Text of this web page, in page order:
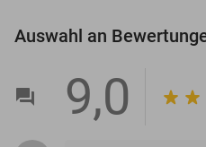
Auswahl an
9,0